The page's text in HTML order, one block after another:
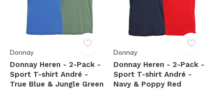
Donnay
Donnay Heren - 2-Pack -
Sport T-shirt André -
True Blue & Jungle Green
Donnay
Donnay Heren - 2-Pack -
Sport T-shirt André -
Navy & Poppy Red